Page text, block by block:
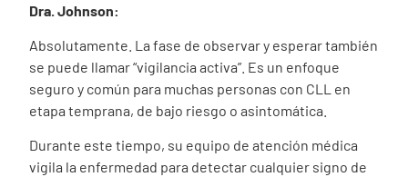
Dra. Johnson:
Absolutamente. La fase de observar y esperar también
se puede llamar “vigilancia activa”. Es un enfoque
seguro y común para muchas personas con CLL en
etapa temprana, de bajo riesgo o asintomática.
Durante este tiempo, su equipo de atención médica
vigila la enfermedad para detectar cualquier signo de